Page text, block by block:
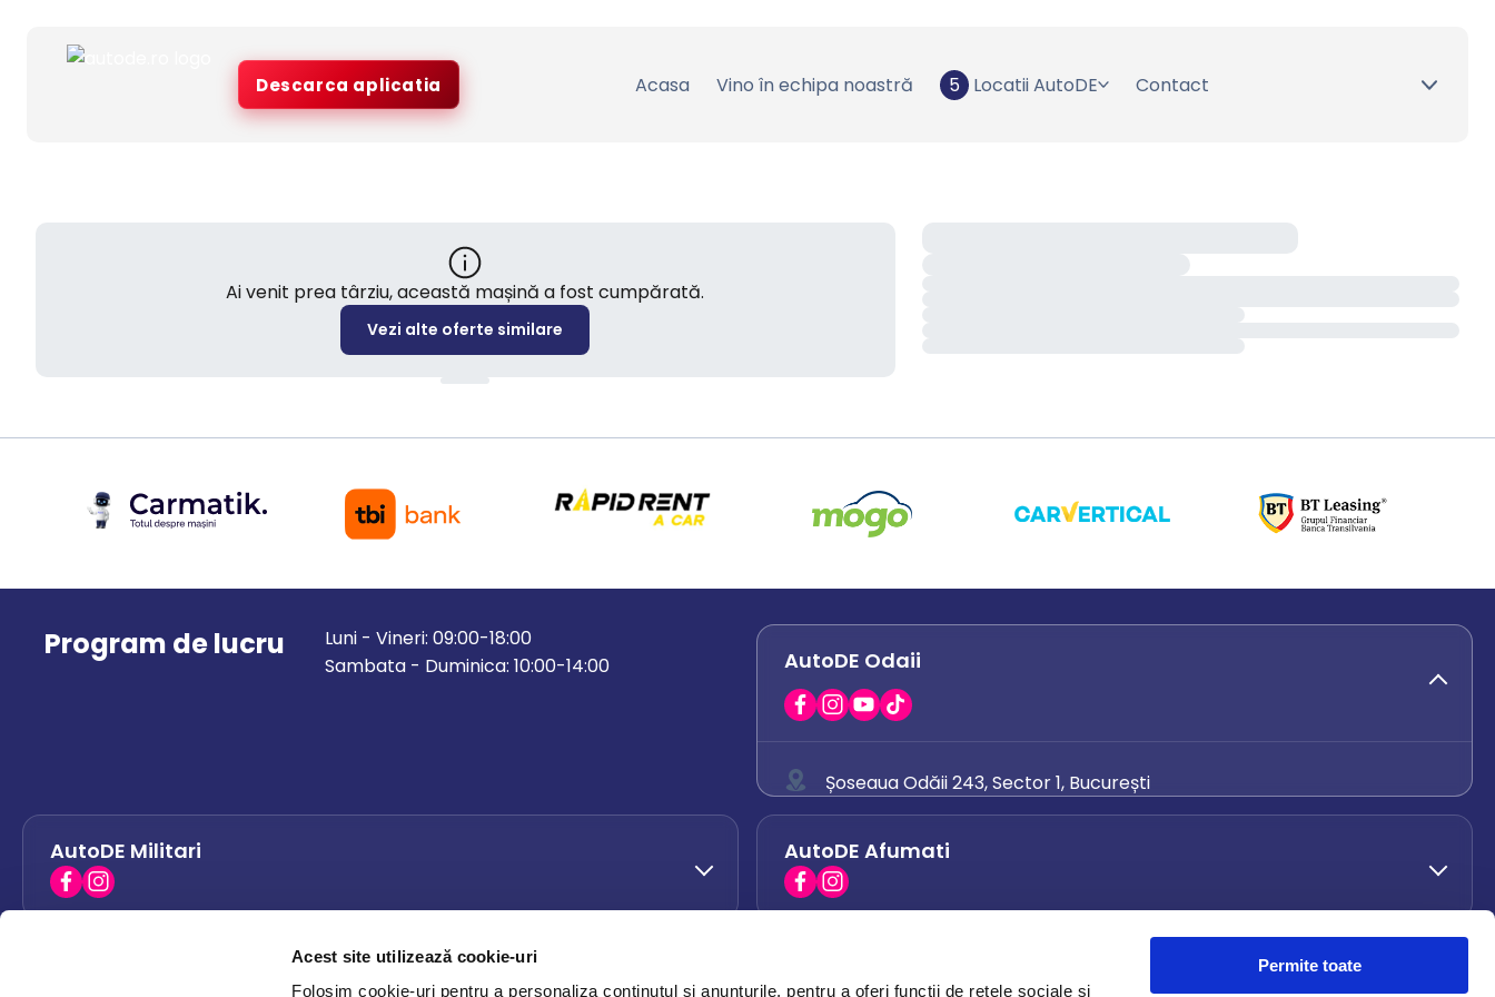
Acest site utilizează cookie-uri
Folosim cookie-uri pentru a personaliza conținutul și anunțurile, pentru a oferi funcții de rețele sociale și
Permite toate
Descarca aplicatia Acasa Vino în echipa noastră 5 Locatii AutoDE Contact
Ai venit prea târziu, această mașină a fost cumpărată.
Vezi alte oferte similare
Program de lucru
Luni - Vineri: 09:00-18:00
Sambata - Duminica: 10:00-14:00
AutoDE Odaii
Șoseaua Odăii 243, Sector 1, București
0742 444 194
office.odaii@autode.ro
AutoDE Militari AutoDE Afumati